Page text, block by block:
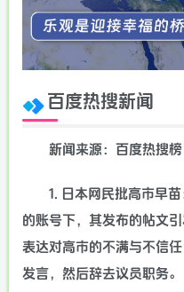
百度热搜新闻
新闻来源：百度热搜榜
1. 日本网民批高市早
的账号下，其发布的帖文
表达对高市的不满与不信
发言，然后辞去议员职务。